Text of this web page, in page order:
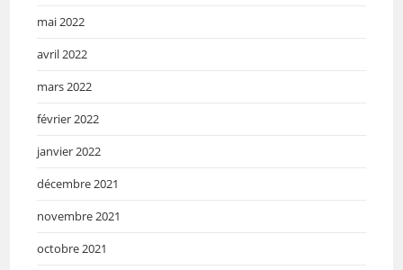
mai 2022
avril 2022
mars 2022
février 2022
janvier 2022
décembre 2021
novembre 2021
octobre 2021